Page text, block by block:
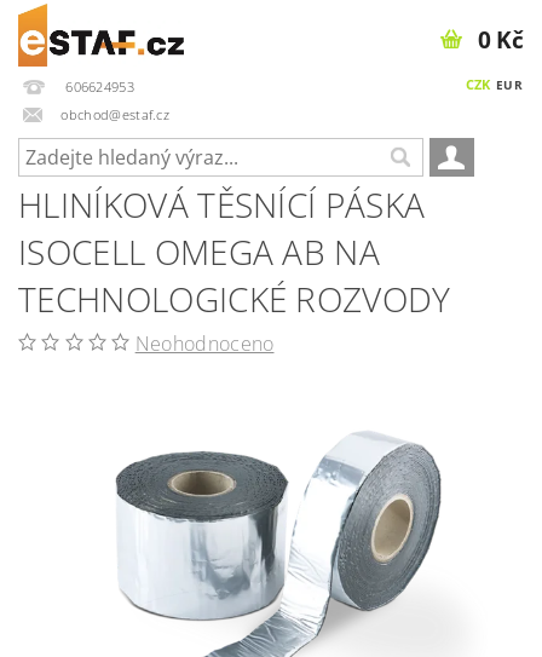
606624953
obchod@estaf.cz
CZK EUR
0 Kč
HLINÍKOVÁ TĚSNÍCÍ PÁSKA
ISOCELL OMEGA AB NA
TECHNOLOGICKÉ ROZVODY
Neohodnoceno